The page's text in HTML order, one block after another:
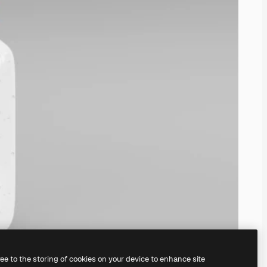
to the storing of cookies on your device to enhance site